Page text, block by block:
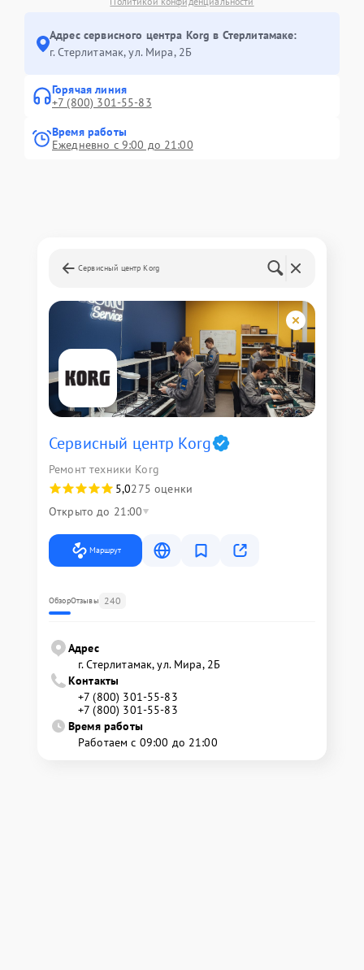
Адрес сервисного центра Korg в Стерлитамаке:
г. Стерлитамак, ул. Мира, 2Б
Горячая линия
+7 (800) 301-55-83
Время работы
Ежедневно с 9:00 до 21:00
Сервисный центр Korg
Сервисный центр Korg
Ремонт техники Korg
5,0275 оценки
Открыто до 21:00
Маршрут
ОбзорОтзывы 240
Адрес
г. Стерлитамак, ул. Мира, 2Б
Контакты
+7 (800) 301-55-83
+7 (800) 301-55-83
Время работы
Работаем с 09:00 до 21:00